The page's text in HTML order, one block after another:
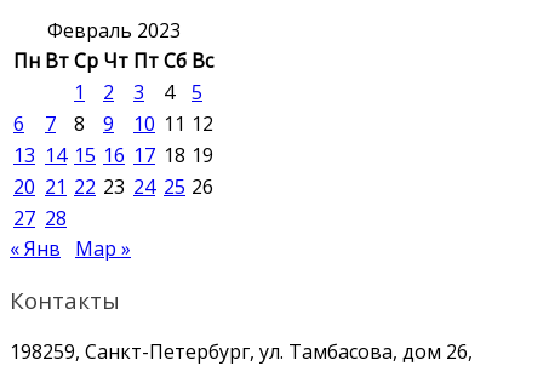
Февраль 2023
Пн ВтСр Чт ПтСб Вс
1
2 3 4
5
6
7 8 9 10 11 12
13 14 15 16 17 18 19
20 21 22 23 24 25 26
27 28
« Янв
Мар »
Контакты
198259, Санкт-Петербург, ул. Тамбасова, дом 26,